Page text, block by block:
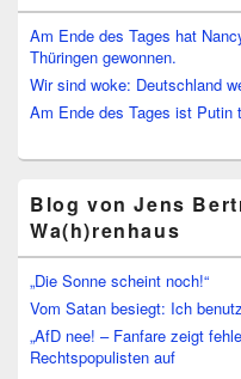
Am Ende des Tages hat
Thüringen gewonnen.
Wir sind woke: Deutschland
Am Ende des Tages ist Putin
Blog von Jens
Wa(h)renhaus
„Die Sonne scheint noch!“
Vom Satan besiegt: Ich
„AfD nee! – Fanfare zeigt
Rechtspopulisten auf